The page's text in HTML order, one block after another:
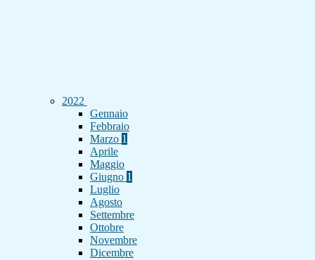
2022
Gennaio
Febbraio
Marzo 1
Aprile
Maggio
Giugno 1
Luglio
Agosto
Settembre
Ottobre
Novembre
Dicembre